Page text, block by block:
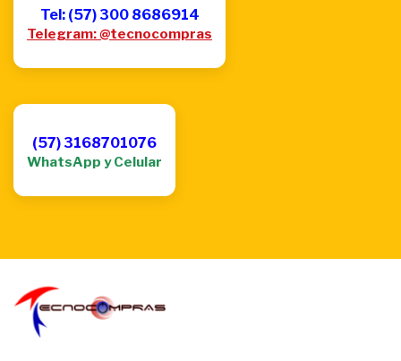
Tel: (57) 300 8686914
Telegram: @tecnocompras
(57) 3168701076
WhatsApp y Celular